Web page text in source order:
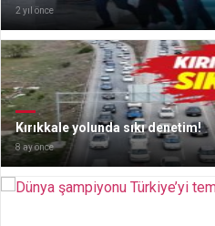
2 yıl önce
Kırıkkale yolunda sıkı denetim!
8 ay önce